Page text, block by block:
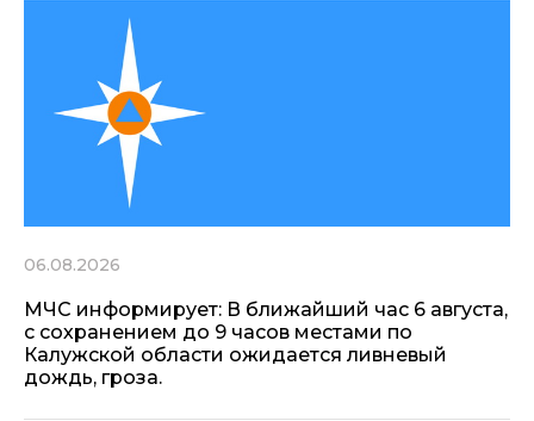
06.08.2026
МЧС информирует: В ближайший час 6 августа,
с сохранением до 9 часов местами по
Калужской области ожидается ливневый
дождь, гроза.